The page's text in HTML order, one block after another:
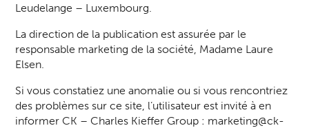
Leudelange – Luxembourg.
La direction de la publication est assurée par le
responsable marketing de la société, Madame Laure
Elsen.
Si vous constatiez une anomalie ou si vous rencontriez
des problèmes sur ce site, l’utilisateur est invité à en
informer CK – Charles Kieffer Group : marketing@ck-